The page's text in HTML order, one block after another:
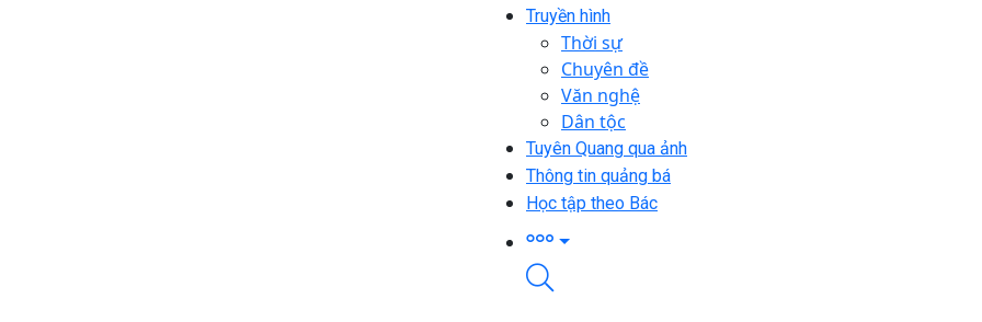
Truyền hình
Thời sự
Chuyên đề
Văn nghệ
Dân tộc
Tuyên Quang qua ảnh
Thông tin quảng bá
Học tập theo Bác